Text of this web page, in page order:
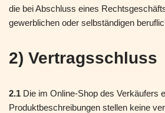
die bei Abschluss eines
gewerblichen oder selbständigen
2) Vertragsschluss
2.1 Die im Online-Shop des Verkäufers
Produktbeschreibungen stellen keine